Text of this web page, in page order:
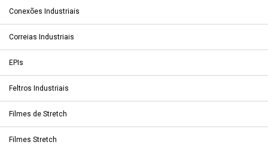
Conexões Industriais
Correias Industriais
EPIs
Feltros Industriais
Filmes de Stretch
Filmes Stretch